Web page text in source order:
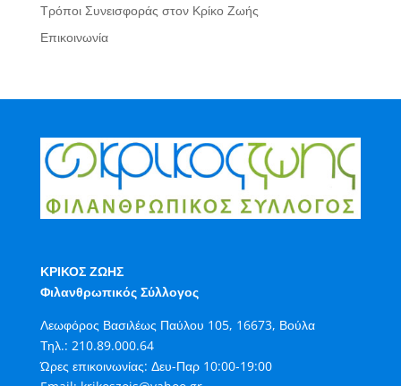
Τρόποι Συνεισφοράς στον Κρίκο Ζωής
Επικοινωνία
ΚΡΙΚΟΣ ΖΩΗΣ
Φιλανθρωπικός Σύλλογος
Λεωφόρος Βασιλέως Παύλου 105, 16673, Βούλα
Τηλ.: 210.89.000.64
Ώρες επικοινωνίας: Δευ-Παρ 10:00-19:00